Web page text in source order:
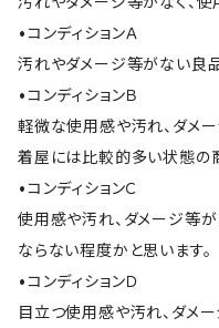
•コンディションＡ
汚れやダメージ等がない良品
•コンディションＢ
軽微な使用感や汚れ、ダメ
着屋には比較的多い状態の
•コンディションＣ
使用感や汚れ、ダメージ等
ならない程度かと思います。
•コンディションＤ
目立つ使用感や汚れ、ダメ